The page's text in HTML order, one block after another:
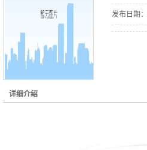
发布日期：
详细介绍